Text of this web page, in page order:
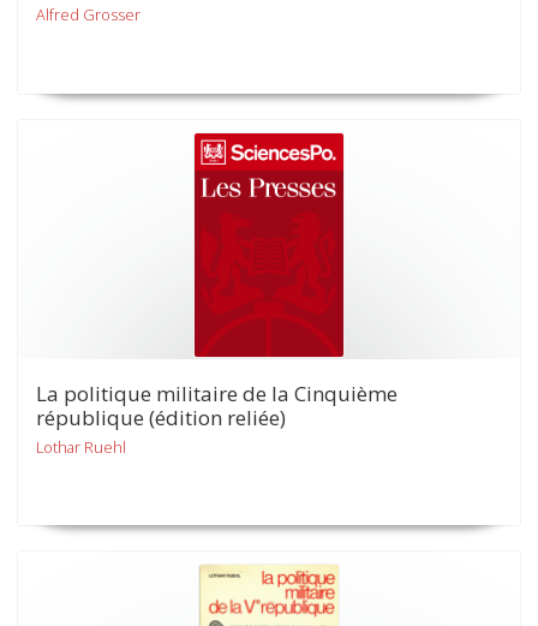
Alfred Grosser
La politique militaire de la Cinquième
république (édition reliée)
Lothar Ruehl